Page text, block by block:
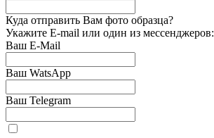
Куда отправить Вам фото образца?
Укажите E-mail или один из мессенджеров:
Ваш E-Mail
Ваш WatsApp
Ваш Telegram